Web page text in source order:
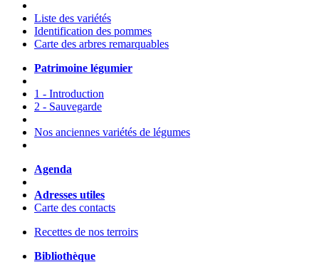
Liste des variétés
Identification des pommes
Carte des arbres remarquables
Patrimoine légumier
1 - Introduction
2 - Sauvegarde
Nos anciennes variétés de légumes
Agenda
Adresses utiles
Carte des contacts
Recettes de nos terroirs
Bibliothèque